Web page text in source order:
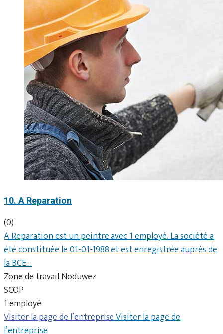
10. A Reparation
(0)
A Reparation est un peintre avec 1 employé. La société a
été constituée le 01-01-1988 et est enregistrée auprès de
la BCE…
Zone de travail Noduwez
SCOP
1 employé
Visiter la page de l’entrepriseVisiter la page de
l’entreprise